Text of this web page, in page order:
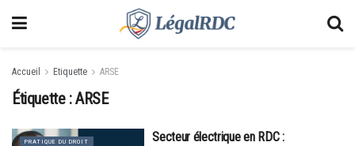
Accueil Etiquette ARSE
Étiquette :ARSE
PRATIQUE DU DROIT
Secteur électrique en RDC :